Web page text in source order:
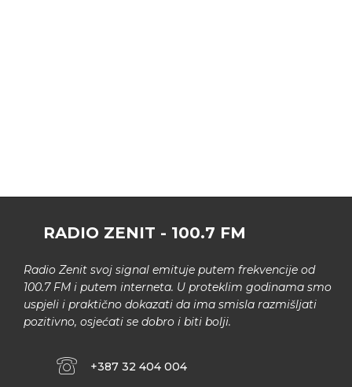
RADIO ZENIT - 100.7 FM
Radio Zenit svoj signal emituje putem frekvencije od
100.7 FM i putem interneta. U proteklim godinama smo
uspjeli i praktično dokazati da ima smisla razmišljati
pozitivno, osjećati se dobro i biti bolji.
+387 32 404 004